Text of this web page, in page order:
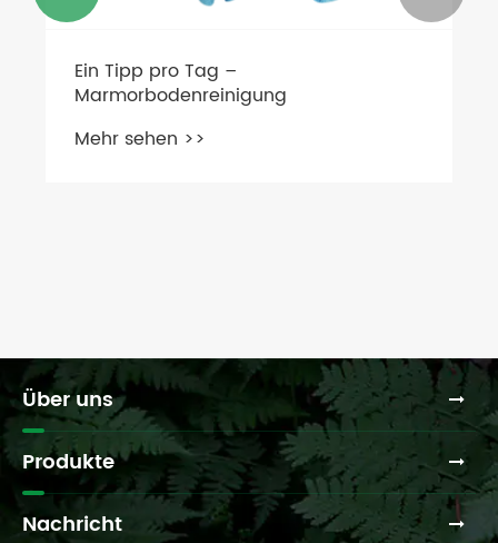
Ein Tipp pro Tag –
Marmorbodenreinigung
Mehr sehen >>
Über uns
Produkte
Nachricht